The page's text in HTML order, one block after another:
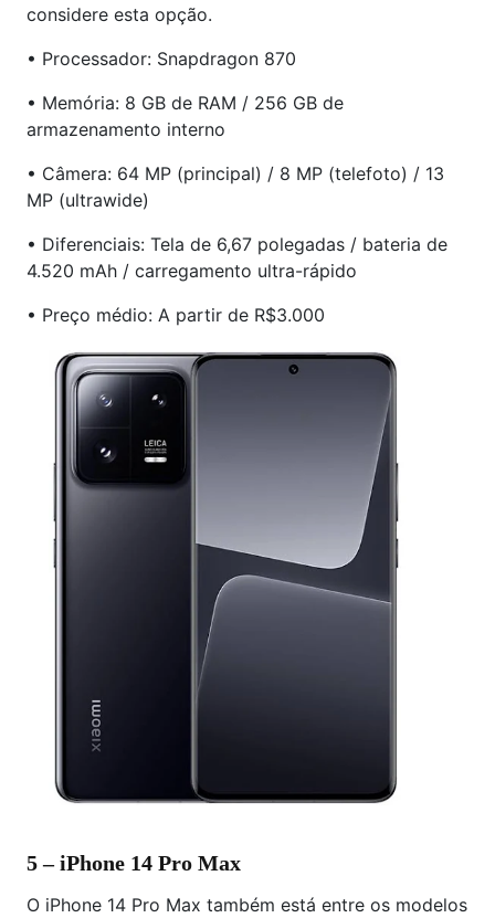
considere esta opção.
• Processador: Snapdragon 870
• Memória: 8 GB de RAM / 256 GB de
armazenamento interno
• Câmera: 64 MP (principal) / 8 MP (telefoto) / 13
MP (ultrawide)
• Diferenciais: Tela de 6,67 polegadas / bateria de
4.520 mAh / carregamento ultra-rápido
• Preço médio: A partir de R$3.000
5 – iPhone 14 Pro Max
O iPhone 14 Pro Max também está entre os modelos